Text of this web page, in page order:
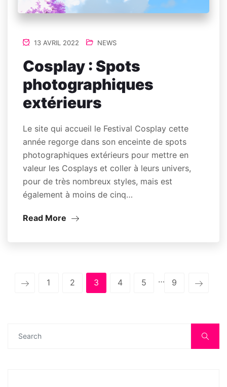
13 AVRIL 2022 NEWS
Cosplay : Spots
photographiques
extérieurs
Le site qui accueil le Festival Cosplay cette
année regorge dans son enceinte de spots
photographiques extérieurs pour mettre en
valeur les Cosplays et coller à leurs univers,
pour de très nombreux styles, mais est
également à moins de cinq…
Read More
1 2 3 4 5 … 9